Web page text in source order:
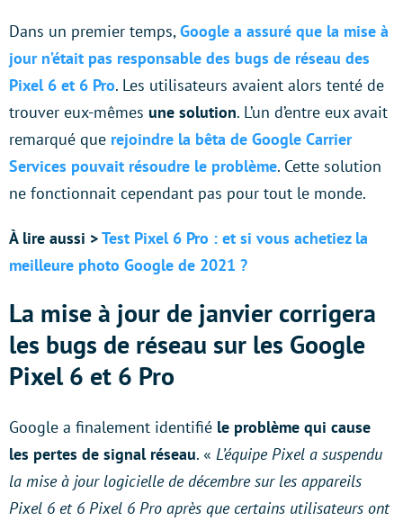
Dans un premier temps,Google a assuré que la mise à
jour n’était pas responsable des bugs de réseau des
Pixel 6 et 6 Pro. Les utilisateurs avaient alors tenté de
trouver eux-mêmes une solution. L’un d’entre eux avait
remarqué que rejoindre la bêta de Google Carrier
Services pouvait résoudre le problème. Cette solution
ne fonctionnait cependant pas pour tout le monde.
À lire aussi >Test Pixel 6 Pro : et si vous achetiez la
meilleure photo Google de 2021 ?
La mise à jour de janvier corrigera
les bugs de réseau sur les Google
Pixel 6 et 6 Pro
Google a finalement identifié le problème qui cause
les pertes de signal réseau. « L’équipe Pixel a suspendu
la mise à jour logicielle de décembre sur les appareils
Pixel 6 et 6 Pixel 6 Pro après que certains utilisateurs ont